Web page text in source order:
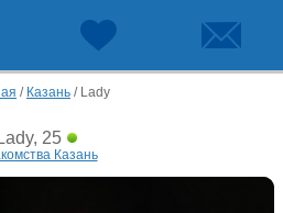
/ Казань / Lady
Lady, 25
Казань